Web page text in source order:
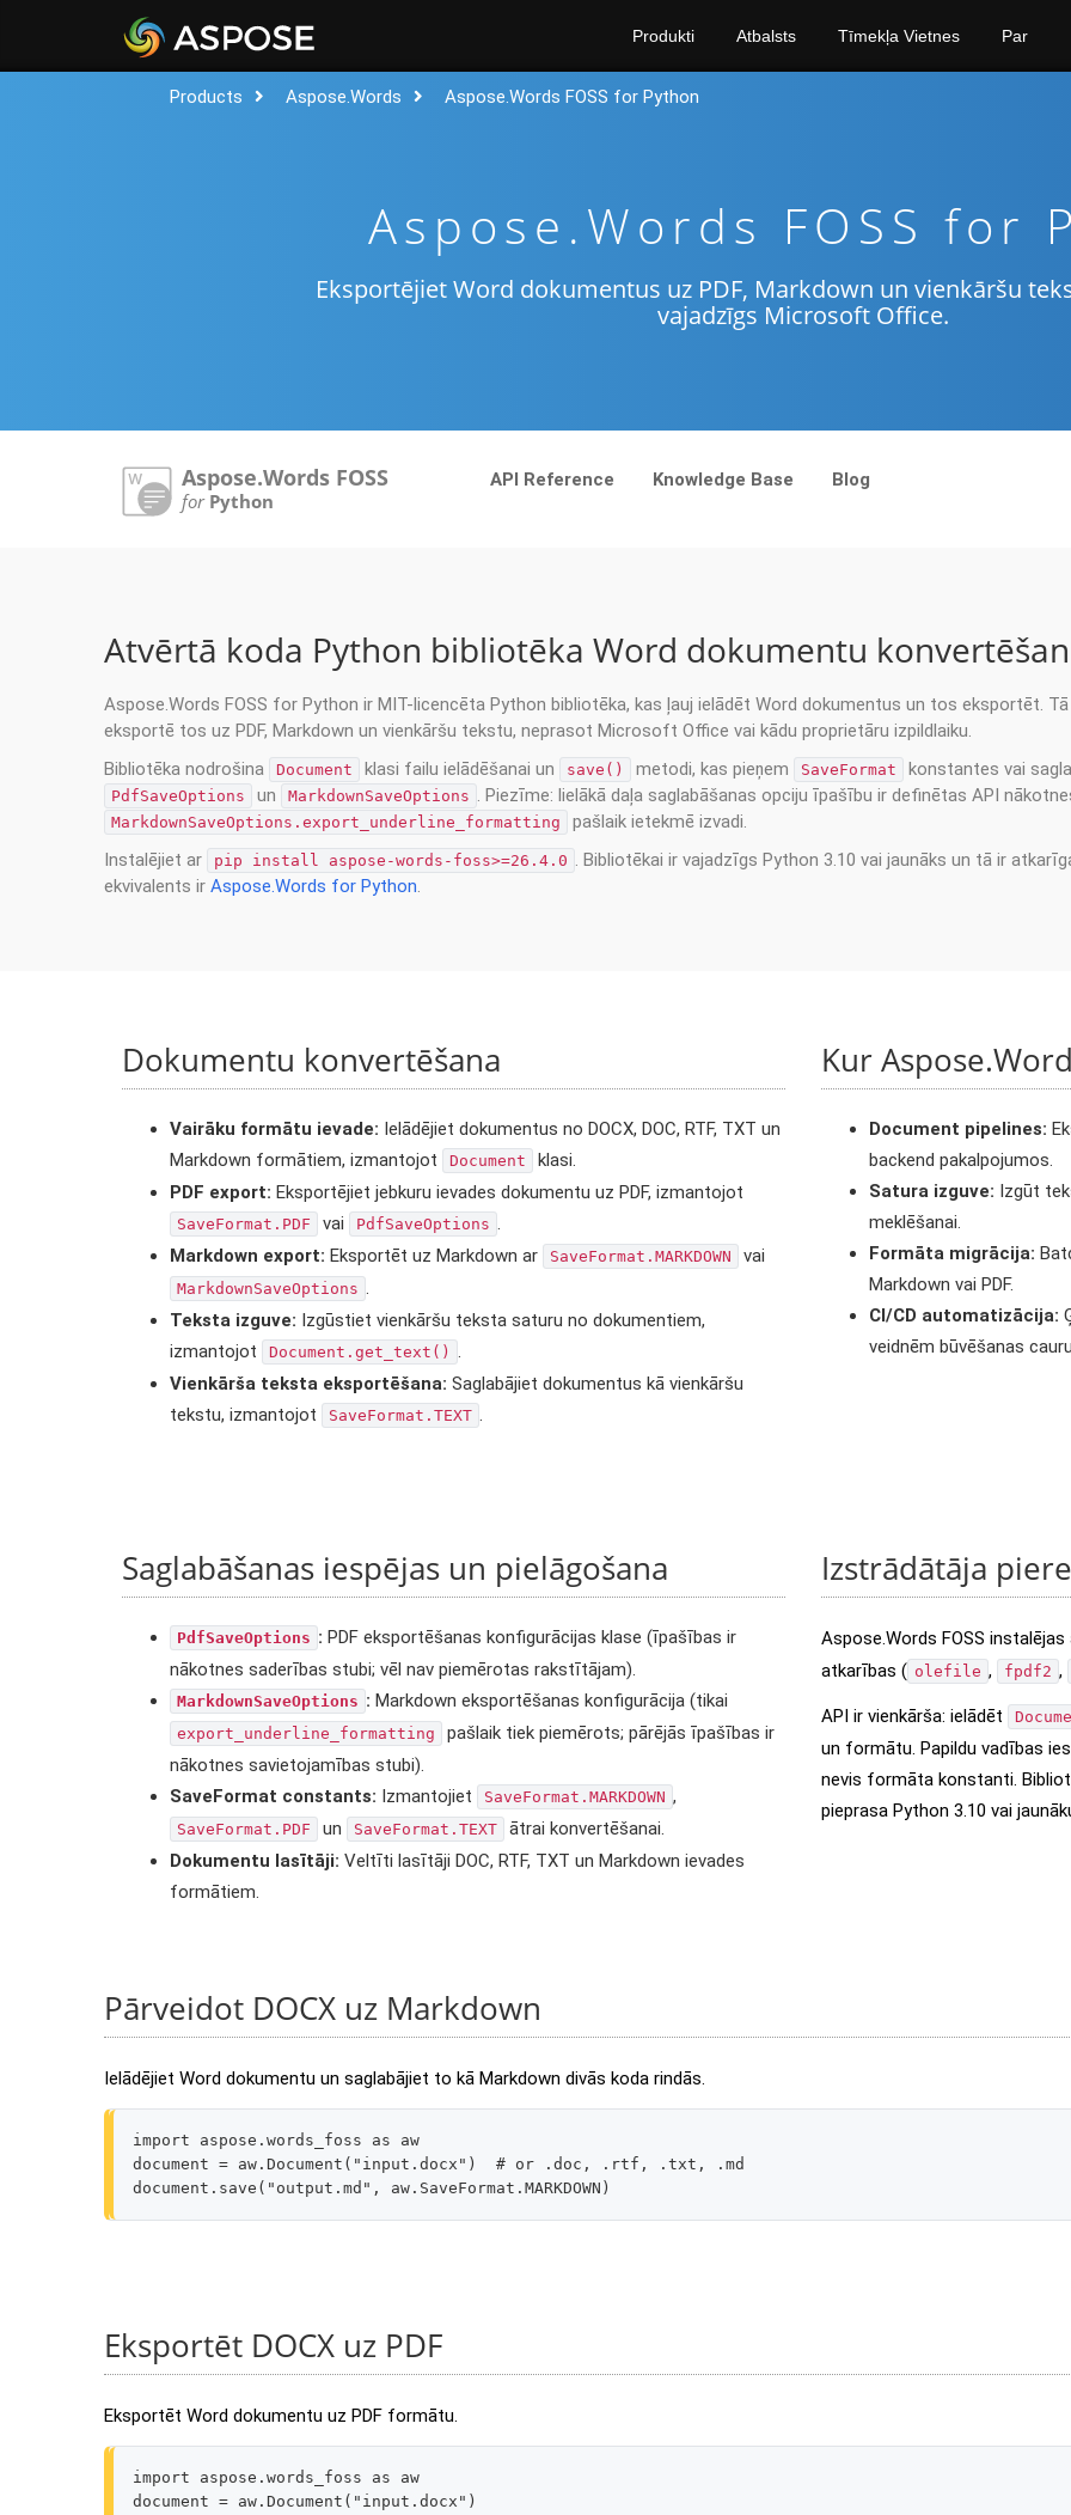
Produkti Atbalsts Tīmekļa Vietnes Par
Products Aspose.Words Aspose.Words FOSS for Python
Aspose.Words FOSS for
Eksportējiet Word dokumentus uz PDF, Markdown un vienkāršu
vajadzīgs Microsoft Office.
Aspose.Words FOSS
for Python
API Reference Knowledge Base Blog
Atvērtā koda Python bibliotēka Word dokumentu
Aspose.Words FOSS for Python ir MIT-licencēta Python bibliotēka, kas ļauj ielādēt Word dokumentus un tos eksportēt. Tā
eksportē tos uz PDF, Markdown un vienkāršu tekstu, neprasot Microsoft Office vai kādu proprietāru izpildlaiku.
Bibliotēka nodrošina
Document klasi failu ielādēšanai un save() metodi, kas pieņem SaveFormat konstantes vai
PdfSaveOptions un MarkdownSaveOptions . Piezīme: lielākā daļa saglabāšanas opciju īpašību ir definētas API
MarkdownSaveOptions.export_underline_formatting
pašlaik ietekmē izvadi.
Instalējiet ar
pip install aspose-words-foss>=26.4.0 . Bibliotēkai ir vajadzīgs Python 3.10 vai jaunāks un tā ir
ekvivalents ir Aspose.Words for Python.
Dokumentu konvertēšana
Vairāku formātu ievade: Ielādējiet dokumentus no DOCX, DOC, RTF, TXT un
Markdown formātiem, izmantojot
Document
klasi.
PDF export: Eksportējiet jebkuru ievades dokumentu uz PDF, izmantojot
SaveFormat.PDF vai PdfSaveOptions .
Markdown export: Eksportēt uz Markdown ar SaveFormat.MARKDOWN vai
MarkdownSaveOptions .
Teksta izguve: Izgūstiet vienkāršu teksta saturu no dokumentiem,
izmantojot
Document.get_text() .
Vienkārša teksta eksportēšana: Saglabājiet dokumentus kā vienkāršu
tekstu, izmantojot
SaveFormat.TEXT .
Kur
Document pipelines:
backend pakalpojumos.
Satura izguve: Izgūt
meklēšanai.
Formāta migrācija:
Markdown vai PDF.
CI/CD automatizācija:
veidnēm būvēšanas
Saglabāšanas iespējas un pielāgošana
PdfSaveOptions : PDF eksportēšanas konfigurācijas klase (īpašības ir
nākotnes saderības stubi; vēl nav piemērotas rakstītājam).
MarkdownSaveOptions : Markdown eksportēšanas konfigurācija (tikai
export_underline_formatting
pašlaik tiek piemērots; pārējās īpašības ir
nākotnes savietojamības stubi).
SaveFormat constants: Izmantojiet SaveFormat.MARKDOWN ,
SaveFormat.PDF un SaveFormat.TEXT
ātrai konvertēšanai.
Dokumentu lasītāji: Veltīti lasītāji DOC, RTF, TXT un Markdown ievades
formātiem.
Izstrādātāja
Aspose.Words FOSS
atkarības ( olefile , fpdf2 ,
API ir vienkārša: ielādēt
un formātu. Papildu vadības
nevis formāta konstanti.
pieprasa Python 3.10 vai
Pārveidot DOCX uz Markdown
Ielādējiet Word dokumentu un saglabājiet to kā Markdown divās koda rindās.
import aspose.words_foss as
aw
document = aw . Document ( "input.docx" )
# or .doc, .rtf, .txt, .md
document . save ( "output.md" , aw . SaveFormat . MARKDOWN )
Eksportēt DOCX uz PDF
Eksportēt Word dokumentu uz PDF formātu.
import aspose.words_foss as
aw
document = aw . Document ( "input.docx" )